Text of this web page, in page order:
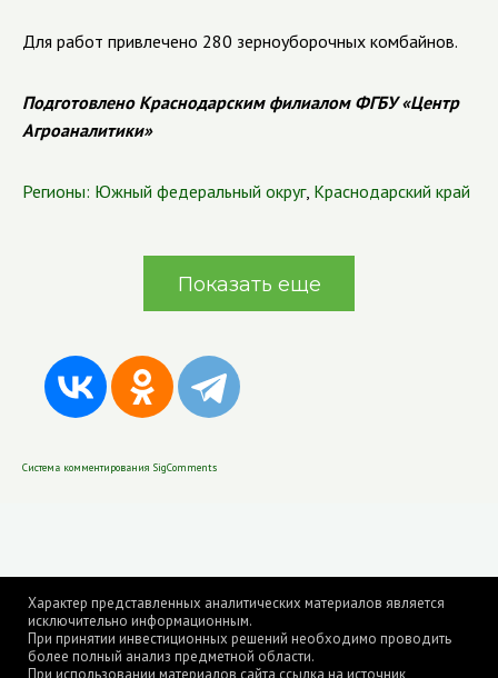
Для работ привлечено 280 зерноуборочных комбайнов.
Подготовлено Краснодарским филиалом ФГБУ «Центр
Агроаналитики»
Регионы: Южный федеральный округ, Краснодарский край
Показать еще
Система комментирования SigComments
Характер представленных аналитических материалов является
исключительно информационным.
При принятии инвестиционных решений необходимо проводить
более полный анализ предметной области.
При использовании материалов сайта ссылка на источник